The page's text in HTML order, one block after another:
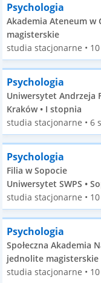
Psychologia
Akademia Ateneum w
magisterskie
studia stacjonarne •
Psychologia
Uniwersytet Andrzeja
Kraków • I stopnia
studia stacjonarne • 6
Psychologia
Filia w Sopocie
Uniwersytet SWPS •
studia stacjonarne •
Psychologia
Społeczna Akademia
jednolite magisterskie
studia stacjonarne •